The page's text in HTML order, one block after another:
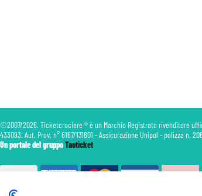
©2007/2026. Ticketcrociere ® è un Marchio Registrato rivenditore
433093. Aut. Prov. n° 6167/131601 - Assicurazione Unipol - polizza n.
Un portale del gruppoTaoticket